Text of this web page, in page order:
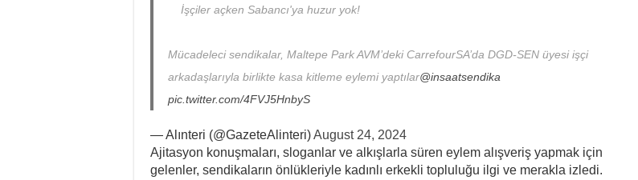
İşçiler açken Sabancı'ya huzur yok!
Mücadeleci sendikalar, Maltepe Park AVM’deki CarrefourSA’da DGD-SEN üyesi işçi
arkadaşlarıyla birlikte kasa kitleme eylemi yaptılar@insaatsendika
pic.twitter.com/4FVJ5HnbyS
— Alınteri (@GazeteAlinteri)August 24, 2024
Ajitasyon konuşmaları, sloganlar ve alkışlarla süren eylem alışveriş yapmak için
gelenler, sendikaların önlükleriyle kadınlı erkekli topluluğu ilgi ve merakla izledi.